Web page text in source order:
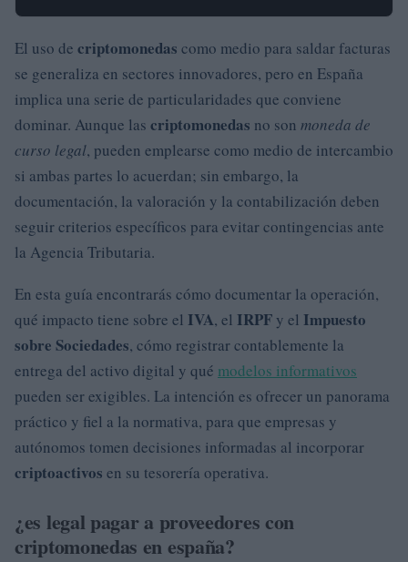
El uso de criptomonedas como medio para saldar facturas
se generaliza en sectores innovadores, pero en España
implica una serie de particularidades que conviene
dominar. Aunque las criptomonedas no son moneda de
curso legal, pueden emplearse como medio de intercambio
si ambas partes lo acuerdan; sin embargo, la
documentación, la valoración y la contabilización deben
seguir criterios específicos para evitar contingencias ante
la Agencia Tributaria.
En esta guía encontrarás cómo documentar la operación,
qué impacto tiene sobre el IVA, el IRPF y el Impuesto
sobre Sociedades, cómo registrar contablemente la
entrega del activo digital y qué modelos informativos
pueden ser exigibles. La intención es ofrecer un panorama
práctico y fiel a la normativa, para que empresas y
autónomos tomen decisiones informadas al incorporar
criptoactivos en su tesorería operativa.
¿es legal pagar a proveedores con
criptomonedas en españa?